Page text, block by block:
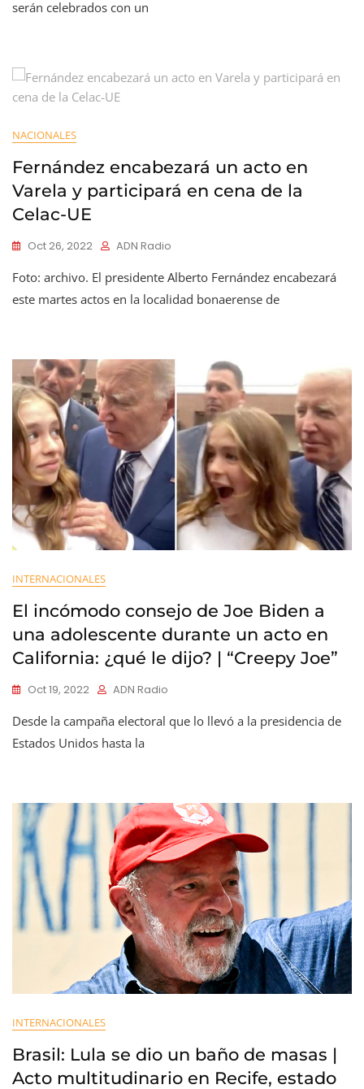
serán celebrados con un
NACIONALES
Fernández encabezará un acto en
Varela y participará en cena de la
Celac-UE
Oct 26, 2022 ADN Radio
Foto: archivo. El presidente Alberto Fernández encabezará
este martes actos en la localidad bonaerense de
INTERNACIONALES
El incómodo consejo de Joe Biden a
una adolescente durante un acto en
California: ¿qué le dijo? | “Creepy Joe”
Oct 19, 2022 ADN Radio
Desde la campaña electoral que lo llevó a la presidencia de
Estados Unidos hasta la
INTERNACIONALES
Brasil: Lula se dio un baño de masas |
Acto multitudinario en Recife, estado